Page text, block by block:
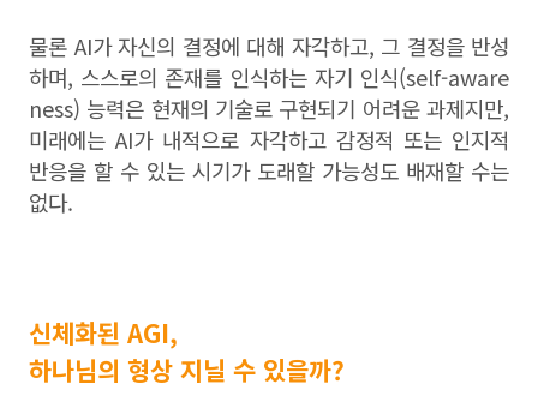
물론 AI가 자신의 결정에 대해 자각하고, 그 결정을 반성
하며, 스스로의 존재를 인식하는 자기 인식(self-aware
ness) 능력은 현재의 기술로 구현되기 어려운 과제지만,
미래에는 AI가 내적으로 자각하고 감정적 또는 인지적
반응을 할 수 있는 시기가 도래할 가능성도 배재할 수는
없다.
신체화된 AGI,
하나님의 형상 지닐 수 있을까?